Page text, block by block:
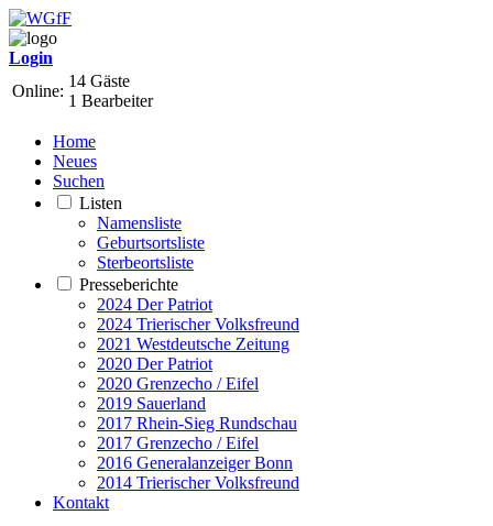
Login
Online:
14 Gäste
1 Bearbeiter
Home
Neues
Suchen
Listen
Namensliste
Geburtsortsliste
Sterbeortsliste
Presseberichte
2024 Der Patriot
2024 Trierischer Volksfreund
2021 Westdeutsche Zeitung
2020 Der Patriot
2020 Grenzecho / Eifel
2019 Sauerland
2017 Rhein-Sieg Rundschau
2017 Grenzecho / Eifel
2016 Generalanzeiger Bonn
2014 Trierischer Volksfreund
Kontakt